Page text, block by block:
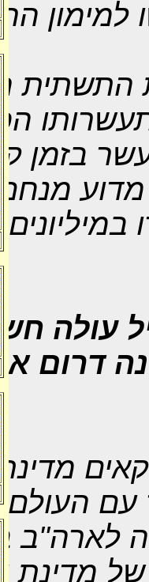
התשתית
בזמן
עולה
דרום
העולם